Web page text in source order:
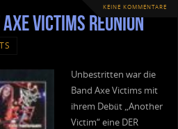
KEINE KOMMENTARE
Victims Reunion
Unbestritten war die
Band Axe Victims mit
ihrem Debüt „Another
Victim“ eine DER